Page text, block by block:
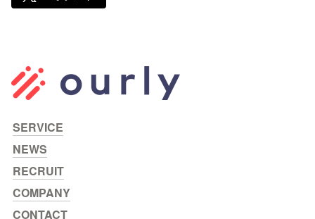
立高校
SERVICE
NEWS
RECRUIT
COMPANY
CONTACT